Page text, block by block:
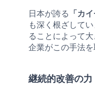
日本が誇る 「カ
も深く根ざして
ることによって
企業がこの手法
継続的改善の力